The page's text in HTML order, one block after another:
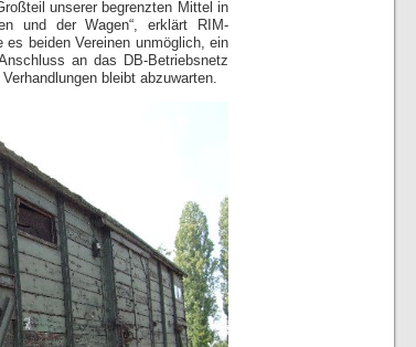
unserer begrenzten Mittel in
und der Wagen“, erklärt RIM-
beiden Vereinen unmöglich, ein
an das DB-Betriebsnetz
bleibt abzuwarten.